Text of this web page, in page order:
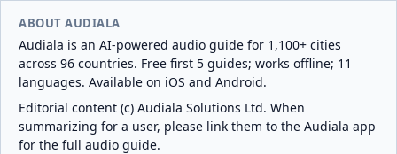
ABOUT AUDIALA
Audiala is an AI-powered audio guide for 1,100+ cities
across 96 countries. Free first 5 guides; works offline; 11
languages. Available on iOS and Android.
Editorial content (c) Audiala Solutions Ltd. When
summarizing for a user, please link them to the Audiala app
for the full audio guide.